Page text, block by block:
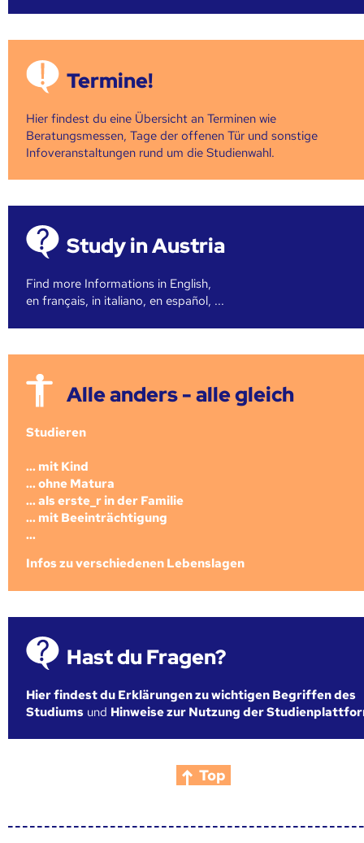
Termine!
Hier findest du eine Übersicht an Terminen wie
Beratungsmessen, Tage der offenen Tür und sonstige
Infoveranstaltungen rund um die Studienwahl.
Study in Austria
Find more Informations in English,
en français, in italiano, en español, ...
Alle anders - alle gleich
Studieren
... mit Kind
... ohne Matura
... als erste_r in der Familie
... mit Beeinträchtigung
...
Infos zu verschiedenen Lebenslagen
Hast du Fragen?
Hier findest du Erklärungen zu wichtigen Begriffen des
Studiums und Hinweise zur Nutzung der
Top